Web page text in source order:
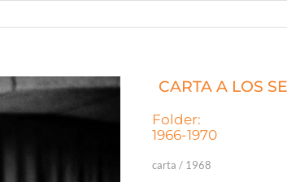
CARTA A LOS
Folder:
1966-1970
carta / 1968